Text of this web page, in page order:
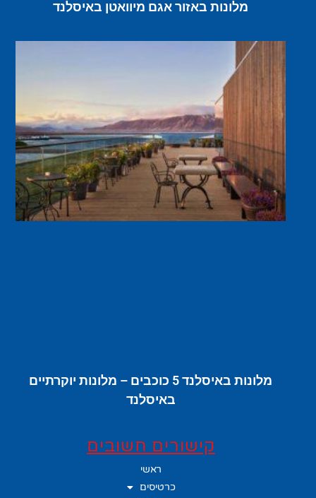
מלונות באזור אגם מיוואטן באיסלנד
מלונות באיסלנד 5 כוכבים – מלונות יוקרתיים
באיסלנד
קישורים חשובים
ראשי
כרטיסים